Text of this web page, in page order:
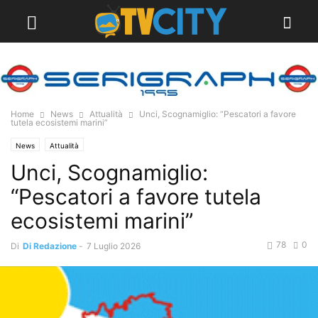
Home News Attualità
Unci, Scognamiglio: “Pescatori a favore
tutela ecosistemi marini”
News Attualità
Unci, Scognamiglio:
“Pescatori a favore tutela
ecosistemi marini”
Di Di Redazione - 7 Luglio 2026 0
78